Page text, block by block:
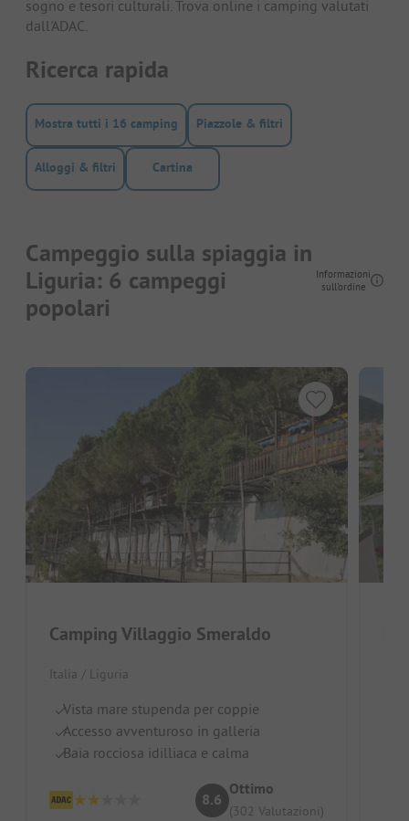
sogno e tesori culturali. Trova online i camping valutati
dall'ADAC.
Ricerca rapida
Mostra tutti i 16 camping Piazzole & filtri
Alloggi & filtri Cartina
Campeggio sulla spiaggia in
Liguria: 6 campeggi
popolari
Informazioni
sull'ordine
Camping Villaggio Smeraldo
Italia / Liguria
Vista mare stupenda per coppie
Accesso avventuroso in galleria
Baia rocciosa idilliaca e calma
8.6
Ottimo
(302 Valutazioni)